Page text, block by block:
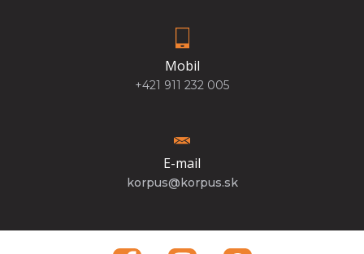
Mobil
+421 911 232 005
E-mail
korpus@korpus.sk